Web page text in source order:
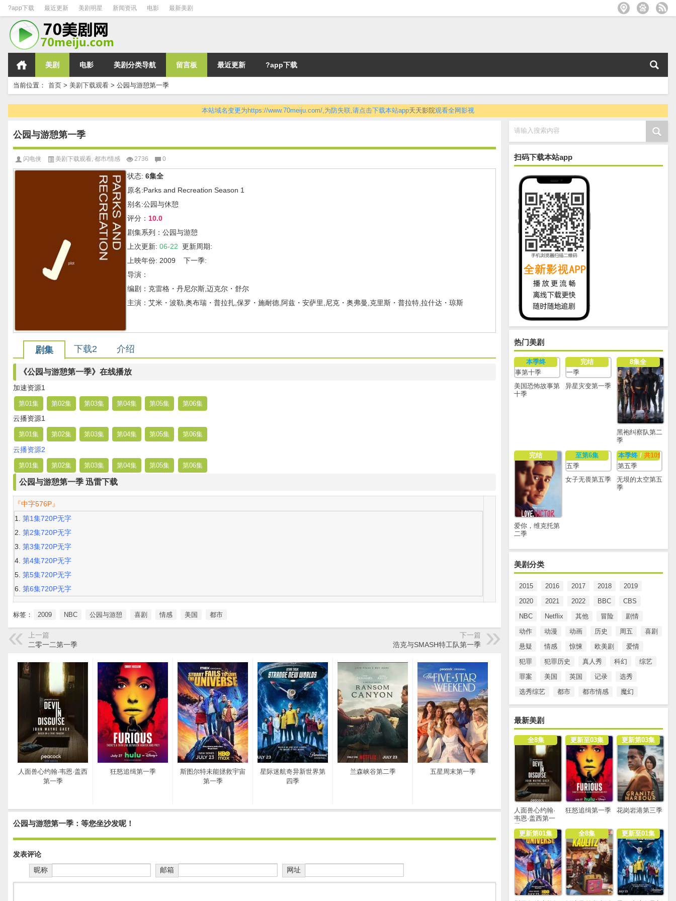
?app下载 最近更新 美剧明星 新闻资讯 电影 最新美剧
美剧 电影 美剧分类导航 留言板 最近更新 ?app下载
当前位置： 首页 > 美剧下载观看 > 公园与游憩第一季
本站域名变更为https://www.70meiju.com/,为防失联,请点击下载本站app天天影院观看全网影视
请输入搜索内容
扫码下载本站app
热门美剧
本季终
美国恐怖故事第
十季
完结
异星灾变第一季
8集全
黑袍纠察队第二
季
完结
爱你，维克托第
二季
至第6集
女子无畏第五季
本季终/ 共10集
无垠的太空第五
季
美剧分类
2015 2016 2017 2018
2019
2020
2021 2022 BBC
CBS
NBC
Netflix 其他 冒险
剧情
动作
动漫 动画 历史 周五
喜剧
悬疑
情感 惊悚 欧美剧
爱情
犯罪
犯罪历史 真人秀 科幻
综艺
罪案
美国 英国 记录
选秀
选秀综艺
都市 都市情感 魔幻
最新美剧
全8集
人面兽心约翰·
韦恩·盖西第一
季
更新至03集
狂怒追缉第一季
更新第03集
花岗岩港第三季
更新第01集 全8集 更新至01集
公园与游憩第一季
闪电侠 美剧下载观看 都市/情感 2736 0
状态: 6集全
原名:Parks and Recreation Season 1
别名:公园与休憩
评分： 10.0
剧集系列：公园与游憩
上次更新: 06-22 更新周期:
上映年份: 2009 下一季:
导演：
编剧：克雷格・丹尼尔斯,迈克尔・舒尔
主演：艾米・波勒,奥布瑞・普拉扎,保罗・施耐德,阿兹・安萨里,尼克・奥弗曼,克里斯・普拉特,拉什达・琼斯
剧集 下载2 介绍
《公园与游憩第一季》在线播放
加速资源1
第01集 第02集 第03集 第04集 第05集 第06集
云播资源1
第01集 第02集 第03集 第04集 第05集 第06集
云播资源2
第01集 第02集 第03集 第04集 第05集 第06集
公园与游憩第一季 迅雷下载
『中字576P』
第1集720P无字
第2集720P无字
第3集720P无字
第4集720P无字
第5集720P无字
第6集720P无字
标签： 2009 NBC 公园与游憩 喜剧 情感 美国 都市
上一篇
二零一二第一季
下一篇
浩克与SMASH特工队第一季
人面兽心约翰·韦恩·盖西
第一季
狂怒追缉第一季
斯图尔特未能拯救宇宙
第一季
星际迷航奇异新世界第
四季
兰森峡谷第二季 五星周末第一季
公园与游憩第一季：等您坐沙发呢！
发表评论
昵称
邮箱 网址